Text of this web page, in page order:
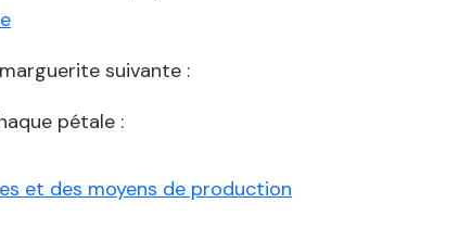
suivante :
pétale :
et des moyens de production